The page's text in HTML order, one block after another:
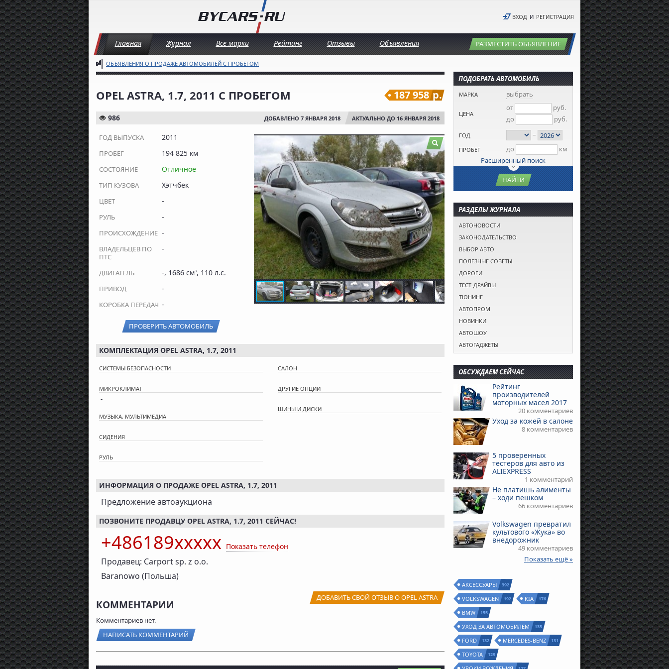
ВХОД И РЕГИСТРАЦИЯ
Главная Журнал Все марки Рейтинг Отзывы Объявления РАЗМЕСТИТЬ ОБЪЯВЛЕНИЕ
ОБЪЯВЛЕНИЯ О ПРОДАЖЕ АВТОМОБИЛЕЙ С ПРОБЕГОМ
OPEL ASTRA, 1.7, 2011 С ПРОБЕГОМ 187 958 р.
986 ДОБАВЛЕНО 7 ЯНВАРЯ 2018 АКТУАЛЬНО ДО 16 ЯНВАРЯ 2018
ГОД ВЫПУСКА 2011
ПРОБЕГ 194 825 км
СОСТОЯНИЕ Отличное
ТИП КУЗОВА Хэтчбек
ЦВЕТ -
РУЛЬ -
ПРОИСХОЖДЕНИЕ -
ВЛАДЕЛЬЦЕВ ПО
ПТС
-
ДВИГАТЕЛЬ -, 1686 см3, 110 л.с.
ПРИВОД -
КОРОБКА ПЕРЕДАЧ -
ПРОВЕРИТЬ АВТОМОБИЛЬ
КОМПЛЕКТАЦИЯ OPEL ASTRA, 1.7, 2011
СИСТЕМЫ БЕЗОПАСНОСТИ
МИКРОКЛИМАТ
-
МУЗЫКА, МУЛЬТИМЕДИА
СИДЕНИЯ
РУЛЬ
САЛОН
ДРУГИЕ ОПЦИИ
ШИНЫ И ДИСКИ
ИНФОРМАЦИЯ О ПРОДАЖЕ OPEL ASTRA, 1.7, 2011
Предложение автоаукциона
ПОЗВОНИТЕ ПРОДАВЦУ OPEL ASTRA, 1.7, 2011 СЕЙЧАС!
+486189xxxxx Показать телефон
Продавец: Carport sp. z o.o.
Baranowo (Польша)
ДОБАВИТЬ СВОЙ ОТЗЫВ О OPEL ASTRA
КОММЕНТАРИИ
Комментариев нет.
НАПИСАТЬ КОММЕНТАРИЙ
ПОДОБРАТЬ АВТОМОБИЛЬ
МАРКА выбрать
ЦЕНА
от
руб.
до
руб.
ГОД –
ПРОБЕГ до
км
Расширенный поиск
НАЙТИ
РАЗДЕЛЫ ЖУРНАЛА
АВТОНОВОСТИ
ЗАКОНОДАТЕЛЬСТВО
ВЫБОР АВТО
ПОЛЕЗНЫЕ СОВЕТЫ
ДОРОГИ
ТЕСТ-ДРАЙВЫ
ТЮНИНГ
АВТОПРОМ
НОВИНКИ
АВТОШОУ
АВТОГАДЖЕТЫ
ОБСУЖДАЕМ СЕЙЧАС
Рейтинг
производителей
моторных масел 2017
20 комментариев
Уход за кожей в салоне
8 комментариев
5 проверенных
тестеров для авто из
ALIEXPRESS
1 комментарий
Не платишь алименты
– ходи пешком
66 комментариев
Volkswagen превратил
культового «Жука» во
внедорожник
49 комментариев
Показать ещё »
АКСЕССУАРЫ 392
VOLKSWAGEN 192 KIA 176
BMW 155
УХОД ЗА АВТОМОБИЛЕМ 135
FORD 132 MERCEDES-BENZ 131
TOYOTA 129